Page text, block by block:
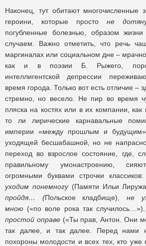
Наконец, тут обитают многочисленные
героини, которые просто не
погубленные болезнью, образом
случаем. Важно отметить, что речь
маргиналах или социальном дне –
как и в поэзии Б. Рыжего,
интеллигентской депрессии
время города. Только вот есть отличие –
стремно, но весело. Не пир во время
пляска на костях или в их компании, как
то ли лирические карнавальные
империи «между прошлым и
уходящей бесшабашной, но не
переход во взрослое состояние, где,
правильному умонастроению,
огромными буквами строчки
уходим понемногу (Памяти Ильи
пройдя… (Польское кладбище),не
мною («по воле рока так
простой оправе («Ты прав, Антон. Они
так далее, и так далее. Перед нами
похороны молодости и всех тех, кто уже